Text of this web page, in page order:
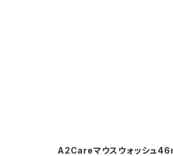
A2Careマウスウォッシュ